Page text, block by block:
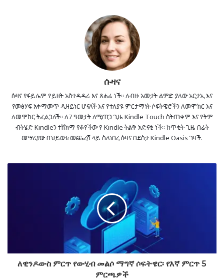
ሱዛና
ሱዛና የፋይሌም የይዘት አስተዳዳሪ እና ጸሐፊ ነች። ለብዙ አመታት ልምድ ያለው አርታኢ እና
የመፅሃፍ አቀማመጥ ዲዛይነር ሆናለች እና የተለያዩ ምርታማነት ሶፍትዌሮችን ለመሞከር እና
ለመሞከር ትፈልጋለች። ለ7 ዓመታት ለሚጠጋ ጊዜ Kindle Touch ስትጠቀም እና የትም
ብትሄድ Kindleን ተሸክማ የቆየችው የ Kindle ትልቅ አድናቂ ነች። ከጥቂት ጊዜ በፊት
መሣሪያው በህይወቱ መጨረሻ ላይ ስለነበረ ሱዛና በደስታ Kindle Oasis ገዛች.
ለዊንዶውስ ምርጥ የውሂብ መልሶ ማግኛ ሶፍትዌር፡ የእኛ ምርጥ 5
ምርጫዎች